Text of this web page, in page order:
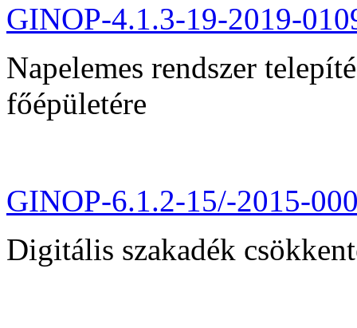
GINOP-4.1.3-19-2019-
Napelemes rendszer
főépületére
GINOP-6.1.2-15/-2015-
Digitális szakadék